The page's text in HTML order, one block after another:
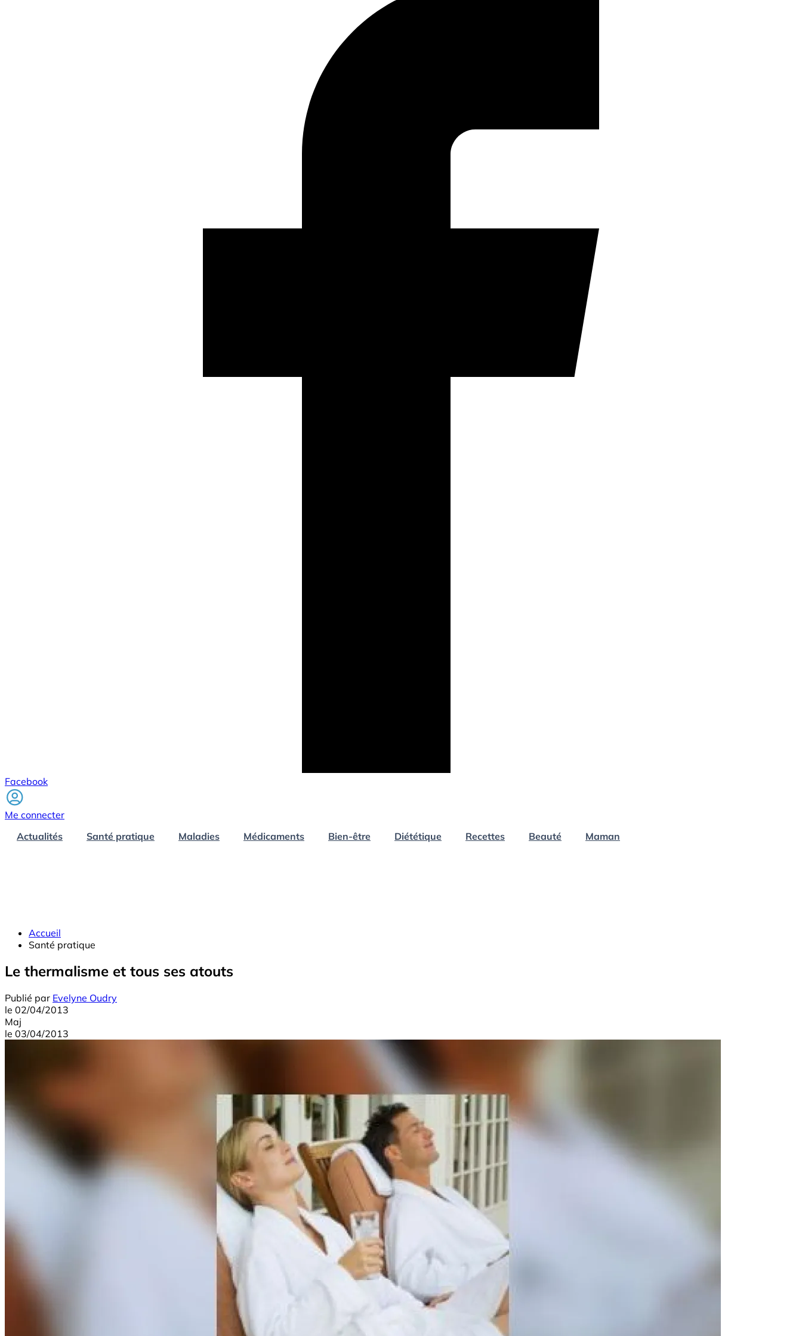
Facebook
Me connecter
Actualités
Santé pratique Maladies Médicaments Bien-être Diététique Recettes Beauté Maman
Accueil
Santé pratique
Le thermalisme et tous ses atouts
Publié par Evelyne Oudry
le 02/04/2013
Maj
le 03/04/2013